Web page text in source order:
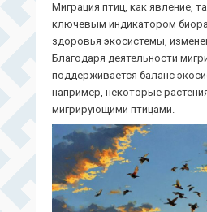
Миграция птиц, как явление,
ключевым индикатором
здоровья экосистемы,
Благодаря деятельности
поддерживается баланс
например, некоторые
мигрирующими птицами.